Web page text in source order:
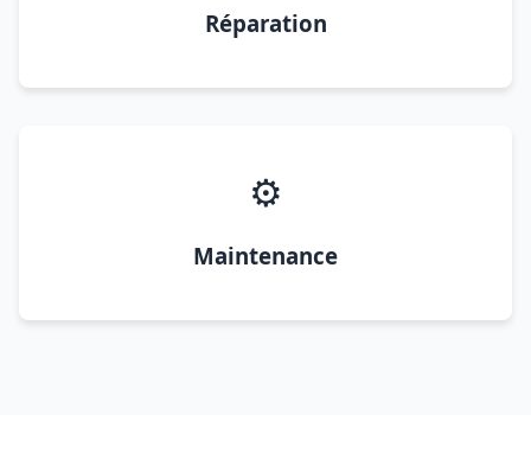
Réparation
⚙️
Maintenance